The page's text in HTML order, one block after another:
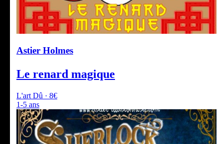
Astier Holmes
Le renard magique
L'art Dû · 8€
1-5 ans